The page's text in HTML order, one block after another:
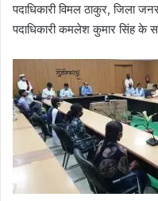
पदाधिकारी विमल ठाकुर, जिला
पदाधिकारी कमलेश कुमार सिंह के